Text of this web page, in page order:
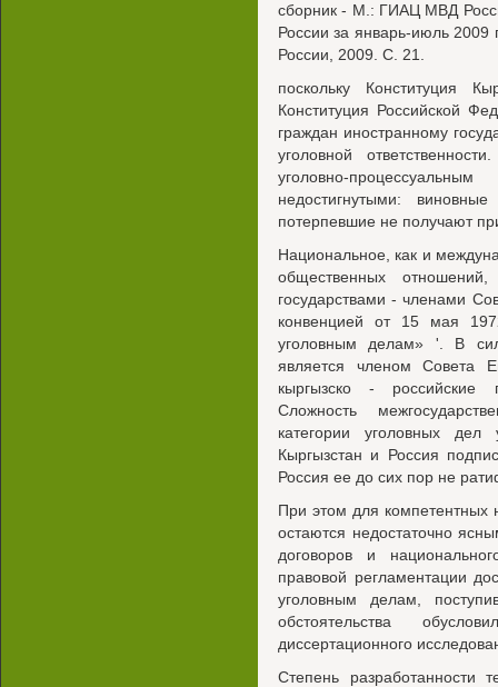
сборник - М.: ГИАЦ МВД
России за январь-июль
России, 2009. С. 21.
поскольку Конституция
Конституция Российской
граждан иностранному
уголовной
уголовно-
недостигнутыми:
потерпевшие не получают
Национальное, как и
общественных
государствами - членами
конвенцией от 15 мая
уголовным делам» '. В
является членом Совета
кыргызско - российские
Сложность
категории уголовных дел
Кыргызстан и Россия
Россия ее до сих пор не
При этом для компетентных
остаются недостаточно
договоров и
правовой регламентации
уголовным делам,
обстоятельства
диссертационного
Степень